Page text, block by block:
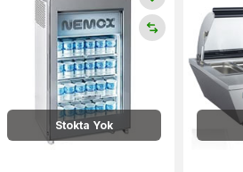
Stokta Yok